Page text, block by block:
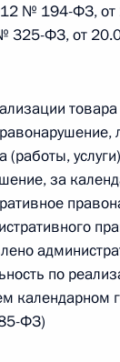
№ 250-ФЗ
об
№ 266-ФЗ
№ 194-ФЗ,
325-ФЗ, от
за
по
календарном
ФЗ)